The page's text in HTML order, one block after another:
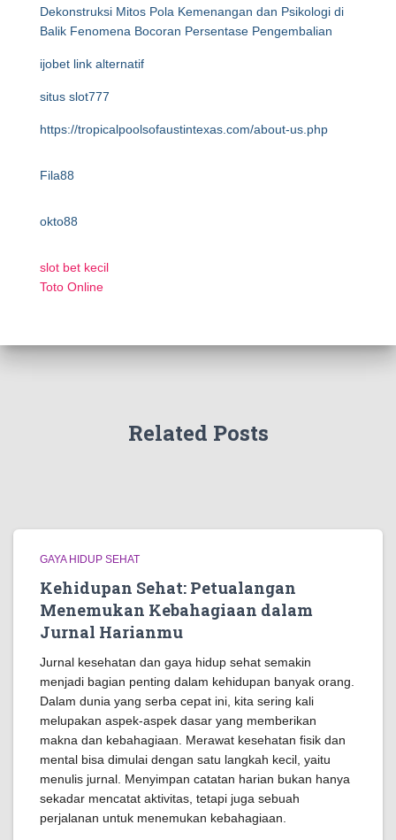
Dekonstruksi Mitos Pola Kemenangan dan Psikologi di
Balik Fenomena Bocoran Persentase Pengembalian
ijobet link alternatif
situs slot777
https://tropicalpoolsofaustintexas.com/about-us.php
Fila88
okto88
slot bet kecil
Toto Online
Related Posts
GAYA HIDUP SEHAT
Kehidupan Sehat: Petualangan
Menemukan Kebahagiaan dalam
Jurnal Harianmu
Jurnal kesehatan dan gaya hidup sehat semakin
menjadi bagian penting dalam kehidupan banyak orang.
Dalam dunia yang serba cepat ini, kita sering kali
melupakan aspek-aspek dasar yang memberikan
makna dan kebahagiaan. Merawat kesehatan fisik dan
mental bisa dimulai dengan satu langkah kecil, yaitu
menulis jurnal. Menyimpan catatan harian bukan hanya
sekadar mencatat aktivitas, tetapi juga sebuah
perjalanan untuk menemukan kebahagiaan.